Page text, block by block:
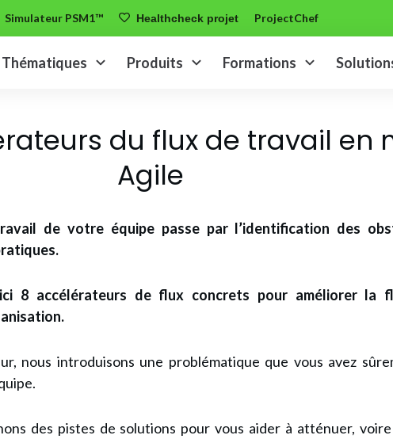
Simulateur PSM1™ Healthcheck projet ProjectChef
Thématiques Produits Formations
du flux de travail en
Agile
de votre équipe passe par l’identification des
8 accélérateurs de flux concrets pour améliorer la
nous introduisons une problématique que vous avez
des pistes de solutions pour vous aider à atténuer,